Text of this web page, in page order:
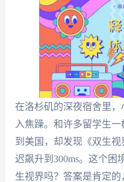
在洛杉矶的深夜宿舍里
入焦躁。和许多留学生
到美国，却发现《双生
迟飙升到300ms。这个困
生视界吗？答案是肯定